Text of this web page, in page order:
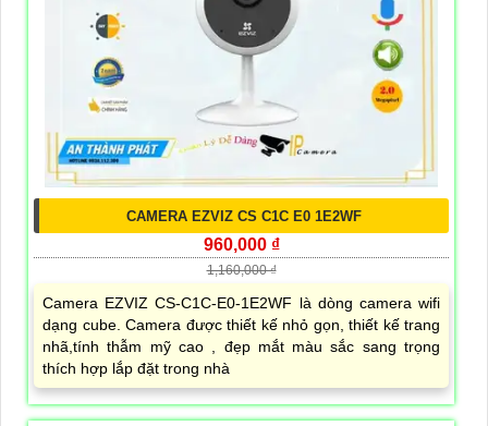
CAMERA EZVIZ CS C1C E0 1E2WF
960,000 ₫
1,160,000 ₫
Camera EZVIZ CS-C1C-E0-1E2WF là dòng camera wifi
dạng cube. Camera được thiết kế nhỏ gọn, thiết kế trang
nhã,tính thẫm mỹ cao , đẹp mắt màu sắc sang trọng
thích hợp lắp đặt trong nhà